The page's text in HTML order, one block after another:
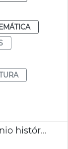
Protocolo protección patrimonio histórico de València Fallas 2025